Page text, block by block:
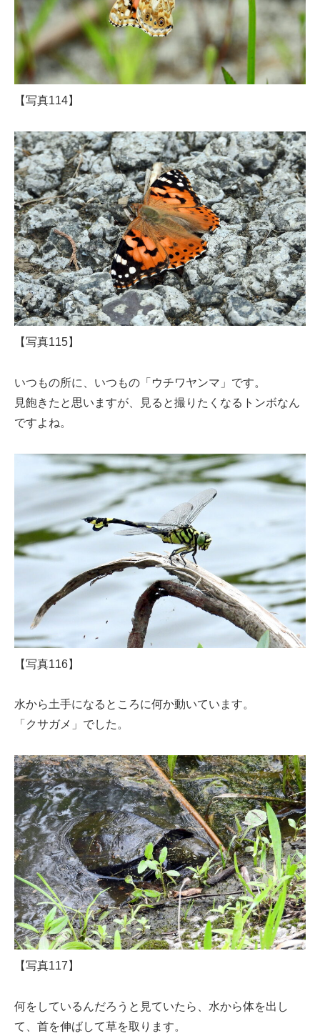
【写真114】
【写真115】
いつもの所に、いつもの「ウチワヤンマ」です。
見飽きたと思いますが、見ると撮りたくなるトンボなん
ですよね。
【写真116】
水から土手になるところに何か動いています。
「クサガメ」でした。
【写真117】
何をしているんだろうと見ていたら、水から体を出し
て、首を伸ばして草を取ります。